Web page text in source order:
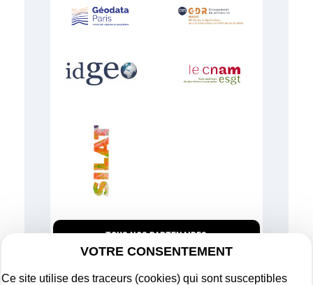
TOUS NOS PARTENAIRES
VOTRE CONSENTEMENT
Ce site utilise des traceurs (cookies) qui sont susceptibles